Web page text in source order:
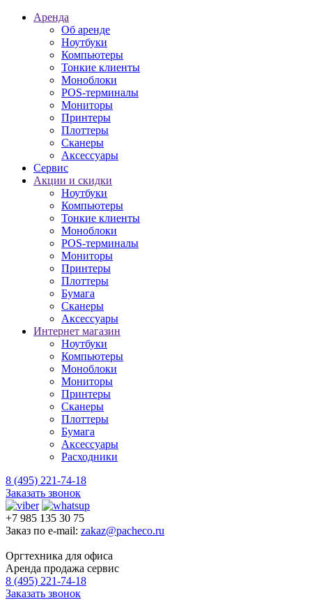
Аренда
Об аренде
Ноутбуки
Компьютеры
Тонкие клиенты
Моноблоки
POS-терминалы
Мониторы
Принтеры
Плоттеры
Сканеры
Аксессуары
Сервис
Акции и скидки
Ноутбуки
Компьютеры
Тонкие клиенты
Моноблоки
POS-терминалы
Мониторы
Принтеры
Плоттеры
Бумага
Сканеры
Аксессуары
Интернет магазин
Ноутбуки
Компьютеры
Моноблоки
Мониторы
Принтеры
Сканеры
Плоттеры
Бумага
Аксессуары
Расходники
8 (495) 221-74-18
Заказать звонок
+7 985 135 30 75
Заказ по e-mail: zakaz@pacheco.ru
Оргтехника для офиса
Аренда продажа сервис
8 (495) 221-74-18
Заказать звонок